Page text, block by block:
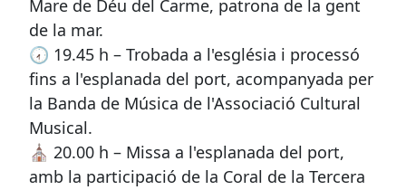
Mare de Déu del Carme, patrona de la gent
de la mar.
🕢 19.45 h – Trobada a l'església i processó
fins a l'esplanada del port, acompanyada per
la Banda de Música de l'Associació Cultural
Musical.
⛪ 20.00 h – Missa a l'esplanada del port,
amb la participació de la Coral de la Tercera